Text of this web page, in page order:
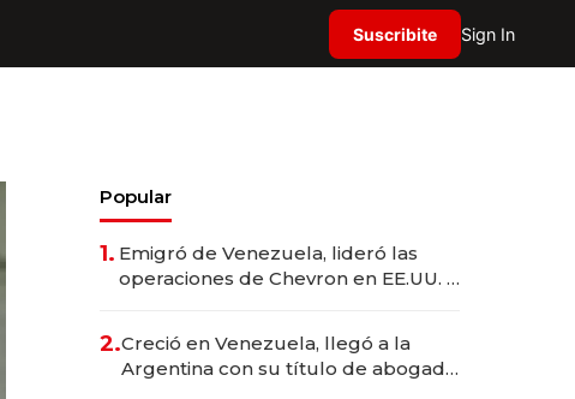
Suscribite Sign In
Popular
1. Emigró de Venezuela, lideró las
operaciones de Chevron en EE.UU. y
2.Creció en Venezuela, llegó a la
Argentina con su título de abogado